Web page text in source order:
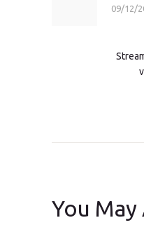
post:
09/12/
You May